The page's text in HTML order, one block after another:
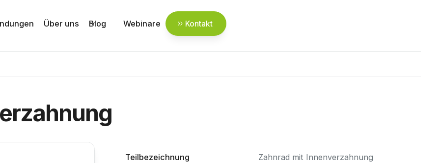
Über uns Blog Webinare Kontakt
Teilbezeichnung Zahnrad mit Innenverzahnung